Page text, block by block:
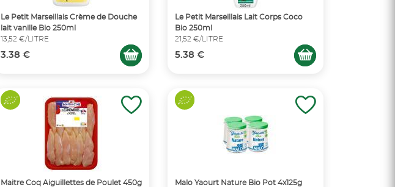
Le Petit Marseillais Crème de Douche
lait vanille Bio 250ml
13,52 €/LITRE
3.38 €
Le Petit Marseillais Lait Corps Coco
Bio 250ml
21,52 €/LITRE
5.38 €
Maitre Coq Aiguillettes de Poulet 450g
Malo Yaourt Nature Bio Pot 4x125g